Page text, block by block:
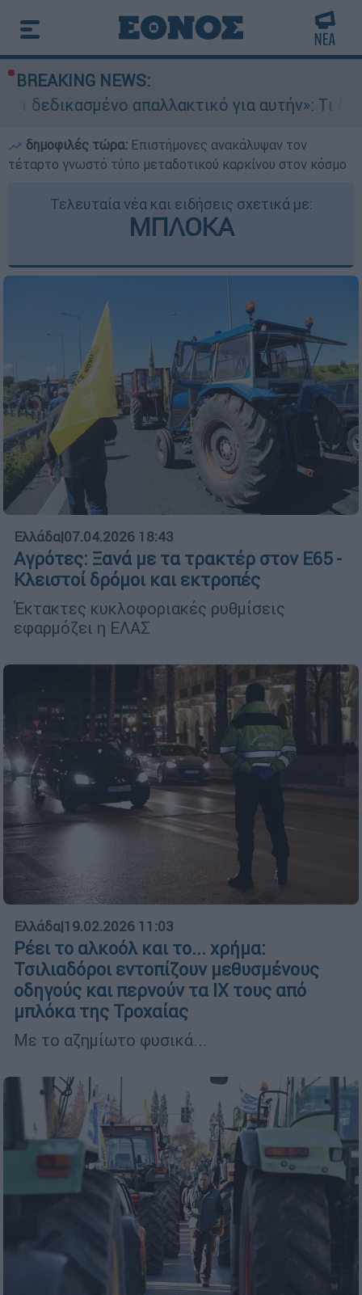
BREAKING NEWS:
απαλλακτικό για αυτήν»: Τι δηλώνει στο
δημοφιλές τώρα: Επιστήμονες ανακάλυψαν τον
τέταρτο γνωστό τύπο μεταδοτικού καρκίνου στον κόσμο
Τελευταία νέα και ειδήσεις σχετικά με:
ΜΠΛΟΚΑ
Ελλάδα|07.04.2026 18:43
Αγρότες: Ξανά με τα τρακτέρ στον Ε65 -
Κλειστοί δρόμοι και εκτροπές
Έκτακτες κυκλοφοριακές ρυθμίσεις
εφαρμόζει η ΕΛΑΣ
Ελλάδα|19.02.2026 11:03
Ρέει το αλκοόλ και το... χρήμα:
Τσιλιαδόροι εντοπίζουν μεθυσμένους
οδηγούς και περνούν τα ΙΧ τους από
μπλόκα της Τροχαίας
Με το αζημίωτο φυσικά...